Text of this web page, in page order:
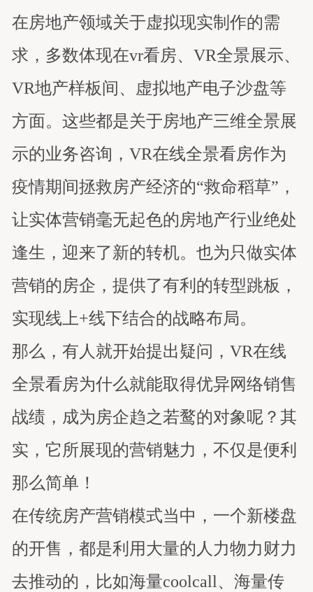
在房地产领域关于虚拟现实制作的需
求，多数体现在vr看房、VR全景展示、
VR地产样板间、虚拟地产电子沙盘等
方面。这些都是关于房地产三维全景展
示的业务咨询，VR在线全景看房作为
疫情期间拯救房产经济的“救命稻草”，
让实体营销毫无起色的房地产行业绝处
逢生，迎来了新的转机。也为只做实体
营销的房企，提供了有利的转型跳板，
实现线上+线下结合的战略布局。
那么，有人就开始提出疑问，VR在线
全景看房为什么就能取得优异网络销售
战绩，成为房企趋之若鹜的对象呢？其
实，它所展现的营销魅力，不仅是便利
那么简单！
在传统房产营销模式当中，一个新楼盘
的开售，都是利用大量的人力物力财力
去推动的，比如海量coolcall、海量传